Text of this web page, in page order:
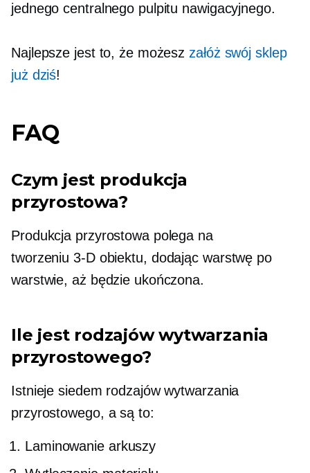
jednego centralnego pulpitu nawigacyjnego.
Najlepsze jest to, że możesz załóż swój sklep
już dziś!
FAQ
Czym jest produkcja
przyrostowa?
Produkcja przyrostowa polega na
tworzeniu3-Dobiektu, dodając warstwę po
warstwie, aż będzie ukończona.
Ile jest rodzajów wytwarzania
przyrostowego?
Istnieje siedem rodzajów wytwarzania
przyrostowego, a są to:
Laminowanie arkuszy